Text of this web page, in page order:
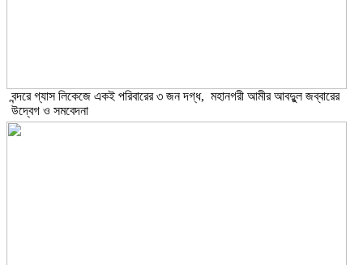
বন্দরে গ্যাস লিকেজে একই পরিবারের ৩ জন দগ্ধ, মহানগরী আমীর আবদুুল জব্বারের
উদ্বেগ ও সমবেদনা